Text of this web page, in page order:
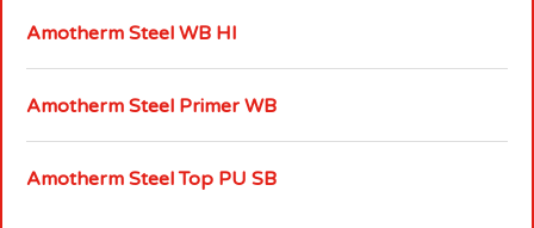
Amotherm Steel WB HI
Amotherm Steel Primer WB
Amotherm Steel Top PU SB